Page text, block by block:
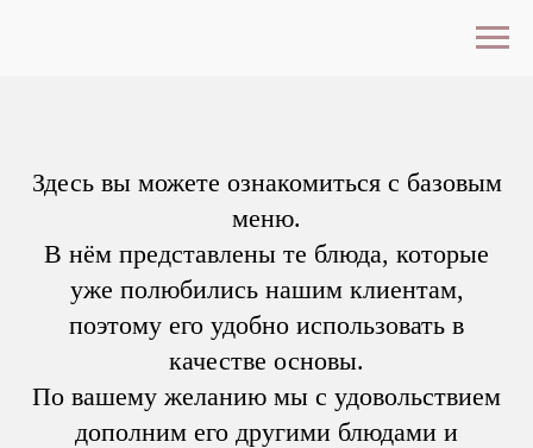
Здесь вы можете ознакомиться с базовым
меню.
В нём представлены те блюда, которые
уже полюбились нашим клиентам,
поэтому его удобно использовать в
качестве основы.
По вашему желанию мы с удовольствием
дополним его другими блюдами и